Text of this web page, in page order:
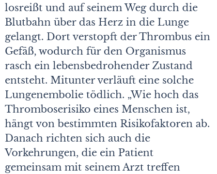
losreißt und auf seinem Weg durch die
Blutbahn über das Herz in die Lunge
gelangt. Dort verstopft der Thrombus ein
Gefäß, wodurch für den Organismus
rasch ein lebensbedrohender Zustand
entsteht. Mitunter verläuft eine solche
Lungenembolie tödlich. „Wie hoch das
Thromboserisiko eines Menschen ist,
hängt von bestimmten Risikofaktoren ab.
Danach richten sich auch die
Vorkehrungen, die ein Patient
gemeinsam mit seinem Arzt treffen